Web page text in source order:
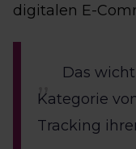
digitalen E-
Das
Kategorie
Tracking